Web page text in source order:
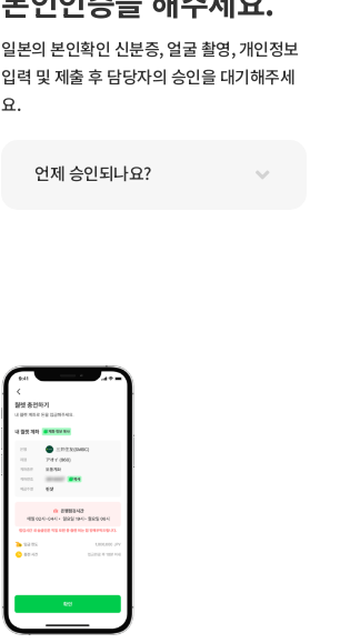
일본의 본인확인 신분증, 얼굴 촬영, 개인정보
입력 및 제출 후 담당자의 승인을 대기해주세
요.
언제 승인되나요?